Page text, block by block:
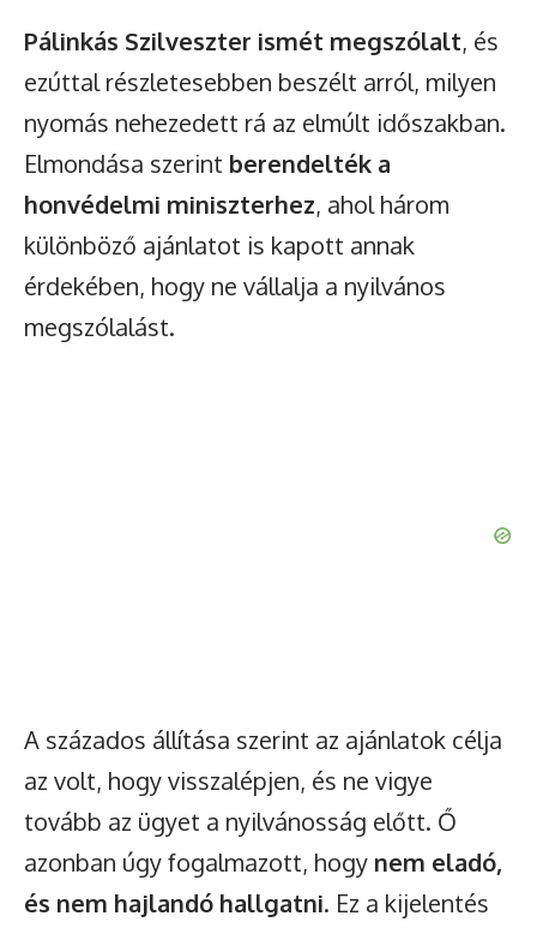
Pálinkás Szilveszter ismét megszólalt, és
ezúttal részletesebben beszélt arról, milyen
nyomás nehezedett rá az elmúlt időszakban.
Elmondása szerint berendelték a
honvédelmi miniszterhez, ahol három
különböző ajánlatot is kapott annak
érdekében, hogy ne vállalja a nyilvános
megszólalást.
A százados állítása szerint az ajánlatok célja
az volt, hogy visszalépjen, és ne vigye
tovább az ügyet a nyilvánosság előtt. Ő
azonban úgy fogalmazott, hogy nem eladó,
és nem hajlandó hallgatni. Ez a kijelentés